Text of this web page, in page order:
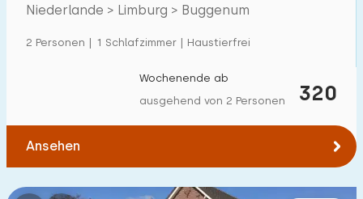
€ 0 — € 1000+
entfernt.
Niederlande > Limburg > Buggenum
2 Personen | 1 Schlafzimmer | Haustierfrei
320
Wochenende ab
ausgehend von 2 Personen
Ansehen